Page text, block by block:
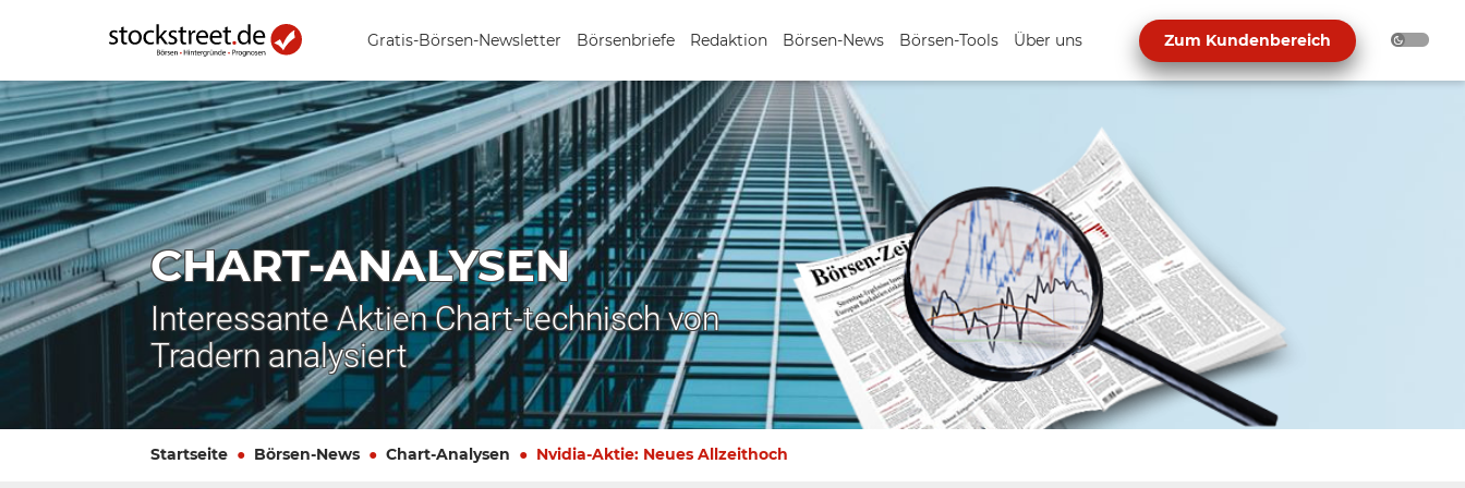
Gratis-Börsen-Newsletter Börsenbriefe Redaktion Börsen-News Börsen-Tools Über uns Zum Kundenbereich
CHART-ANALYSEN
Interessante Aktien Chart-technisch von
Tradern analysiert
Startseite Börsen-News Chart-Analysen Nvidia-Aktie: Neues Allzeithoch